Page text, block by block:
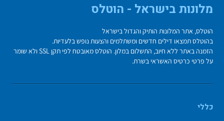
מלונות בישראל - הוטלס
הוטלס, אתר המלונות הותיק והגדול בישראל
בהוטלס תמצאו דילים חדשים ומשתלמים והצעות נופש בלעדיות.
הזמנה באתר ללא חיוב, התשלום במלון. הוטלס מאובטח לפי תקן SSL ולא שומר
על פרטי כרטיס האשראי בשרת.
כללי